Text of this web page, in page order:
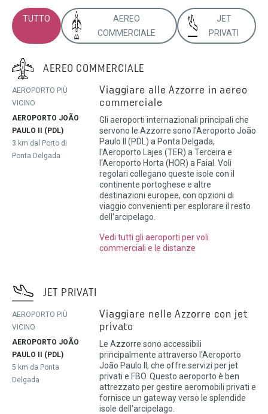
TUTTO
AEREO
COMMERCIALE
JET
PRIVATI
AEREO COMMERCIALE
AEROPORTO PIÙ
VICINO
AEROPORTO JOÃO
PAULO II (PDL)
3 km dal Porto di
Ponta Delgada
Viaggiare alle Azzorre in aereo
commerciale
Gli aeroporti internazionali principali che
servono le Azzorre sono l'Aeroporto João
Paulo II (PDL) a Ponta Delgada,
l'Aeroporto Lajes (TER) a Terceira e
l'Aeroporto Horta (HOR) a Faial. Voli
regolari collegano queste isole con il
continente portoghese e altre
destinazioni europee, con opzioni di
viaggio convenienti per esplorare il resto
dell'arcipelago.
Vedi tutti gli aeroporti per voli
commerciali e le distanze
JET PRIVATI
AEROPORTO PIÙ
VICINO
AEROPORTO JOÃO
PAULO II (PDL)
5 km da Ponta
Delgada
Viaggiare nelle Azzorre con jet
privato
Le Azzorre sono accessibili
principalmente attraverso l'Aeroporto
João Paulo II, che offre servizi per jet
privati e FBO. Questo aeroporto è ben
attrezzato per gestire aeromobili privati e
fornisce un gateway verso le splendide
isole dell'arcipelago.